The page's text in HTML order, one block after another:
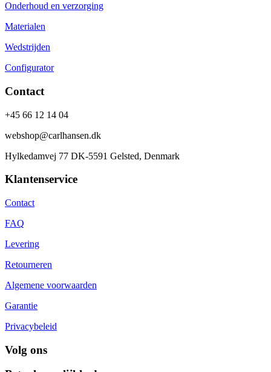
Onderhoud en verzorging
Materialen
Wedstrijden
Configurator
Contact
+45 66 12 14 04
webshop@carlhansen.dk
Hylkedamvej 77 DK-5591 Gelsted, Denmark
Klantenservice
Contact
FAQ
Levering
Retourneren
Algemene voorwaarden
Garantie
Privacybeleid
Volg ons